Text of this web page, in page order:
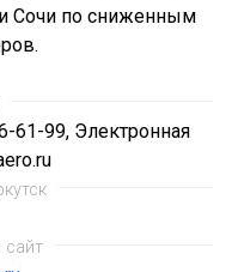
Сочи по сниженным
61-99, Электронная